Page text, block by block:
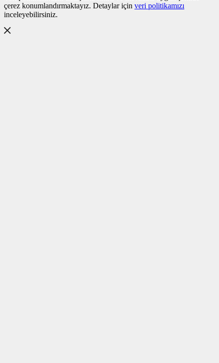
çerez konumlandırmaktayız. Detaylar için veri politikamızı
inceleyebilirsiniz.